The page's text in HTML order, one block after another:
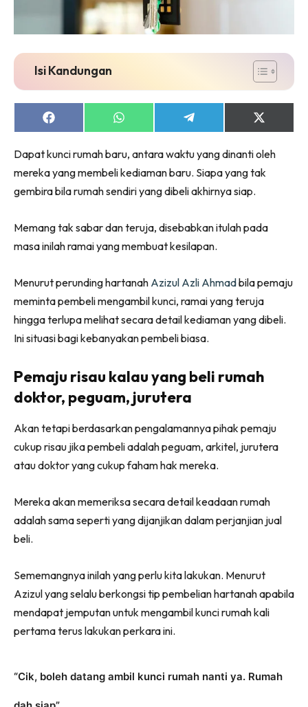
Make Over
Bilik Air
Bilik Tidur
Dapur
Ruang Tamu
Menarik Lagi
Casa Impiana
Impiana Makeover
Makeover Ruang Selebriti
Hotel
Kafe
High Rise
Landed
Buat Sendiri
Ilham Impiana 360
Ilham Impiana Inspirasi Selebriti
Impiana TV
Casa Impiana
Lahar Dekor
Sembang Dekor
Tip Laman
Isi Kandungan
Share
on
Share
on
Share
on
Share
on
(Twitter)
Dapat kunci rumah baru, antara waktu yang dinanti oleh
mereka yang membeli kediaman baru. Siapa yang tak
gembira bila rumah sendiri yang dibeli akhirnya siap.
Memang tak sabar dan teruja, disebabkan itulah pada
masa inilah ramai yang membuat kesilapan.
Menurut perunding hartanah Azizul Azli Ahmadbila pemaju
meminta pembeli mengambil kunci, ramai yang teruja
hingga terlupa melihat secara detail kediaman yang dibeli.
Ini situasi bagi kebanyakan pembeli biasa.
Pemaju risau kalau yang beli rumah
doktor, peguam, jurutera
Akan tetapi berdasarkan pengalamannya pihak pemaju
cukup risau jika pembeli adalah peguam, arkitel, jurutera
atau doktor yang cukup faham hak mereka.
Mereka akan memeriksa secara detail keadaan rumah
adalah sama seperti yang dijanjikan dalam perjanjian jual
beli.
Sememangnya inilah yang perlu kita lakukan. Menurut
Azizul yang selalu berkongsi tip pembelian hartanah apabila
mendapat jemputan untuk mengambil kunci rumah kali
pertama terus lakukan perkara ini.
“Cik, boleh datang ambil kunci rumah nanti ya. Rumah